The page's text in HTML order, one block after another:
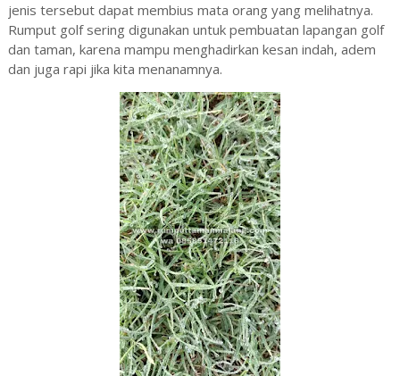
jenis tersebut dapat membius mata orang yang melihatnya.
Rumput golf sering digunakan untuk pembuatan lapangan golf
dan taman, karena mampu menghadirkan kesan indah, adem
dan juga rapi jika kita menanamnya.